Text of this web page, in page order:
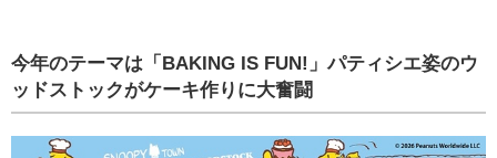
今年のテーマは「BAKING IS FUN!」パティシエ姿のウ
ッドストックがケーキ作りに大奮闘